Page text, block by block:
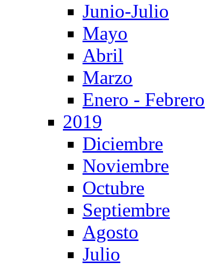
Junio-Julio
Mayo
Abril
Marzo
Enero - Febrero
2019
Diciembre
Noviembre
Octubre
Septiembre
Agosto
Julio